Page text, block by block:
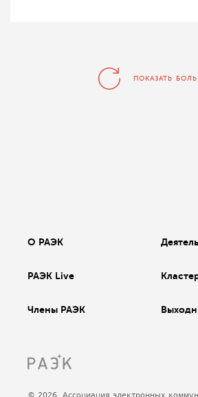
ПОКАЗАТЬ
О РАЭК
РАЭК Live
Члены РАЭК